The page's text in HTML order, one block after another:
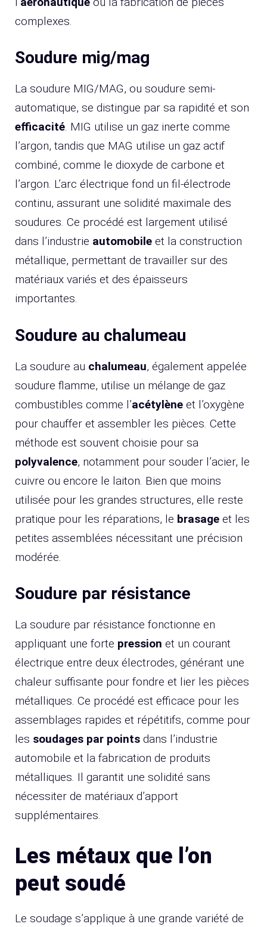
complexes.
Soudure mig/mag
La soudure MIG/MAG, ou soudure semi-
automatique, se distingue par sa rapidité et son
efficacité. MIG utilise un gaz inerte comme
l’argon, tandis que MAG utilise un gaz actif
combiné, comme le dioxyde de carbone et
l’argon. L’arc électrique fond un fil-électrode
continu, assurant une solidité maximale des
soudures. Ce procédé est largement utilisé
dans l’industrie automobile et la construction
métallique, permettant de travailler sur des
matériaux variés et des épaisseurs
importantes.
Soudure au chalumeau
La soudure au chalumeau, également appelée
soudure flamme, utilise un mélange de gaz
combustibles comme l’acétylène et l’oxygène
pour chauffer et assembler les pièces. Cette
méthode est souvent choisie pour sa
polyvalence, notamment pour souder l’acier, le
cuivre ou encore le laiton. Bien que moins
utilisée pour les grandes structures, elle reste
pratique pour les réparations, le brasage et les
petites assemblées nécessitant une précision
modérée.
Soudure par résistance
La soudure par résistance fonctionne en
appliquant une forte pression et un courant
électrique entre deux électrodes, générant une
chaleur suffisante pour fondre et lier les pièces
métalliques. Ce procédé est efficace pour les
assemblages rapides et répétitifs, comme pour
les soudages par points dans l’industrie
automobile et la fabrication de produits
métalliques. Il garantit une solidité sans
nécessiter de matériaux d’apport
supplémentaires.
Les métaux que l’on
peut soudé
Le soudage s’applique à une grande variété de